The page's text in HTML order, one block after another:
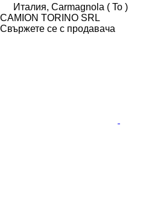
Италия, Carmagnola ( To )
CAMION TORINO SRL
Свържете се с продавача